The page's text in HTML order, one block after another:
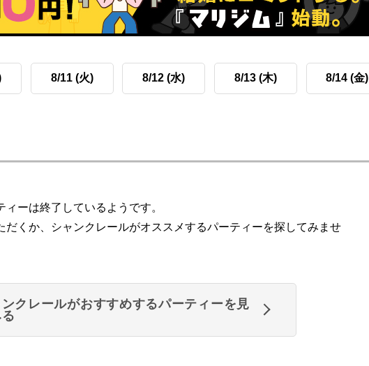
8/11 (火) 8/12 (水) 8/13 (木) 8/14 (金)
ィーは終了しているようです。
だくか、シャンクレールがオススメするパーティーを探してみませ
ンクレールがおすすめするパーティーを見